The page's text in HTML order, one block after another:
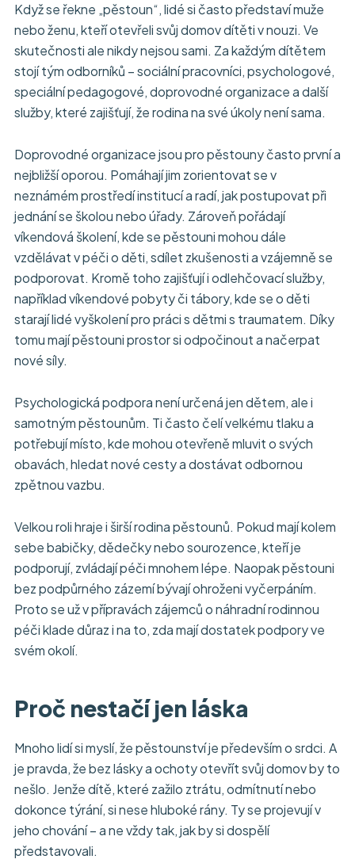
Když se řekne „pěstoun“, lidé si často představí muže
nebo ženu, kteří otevřeli svůj domov dítěti v nouzi. Ve
skutečnosti ale nikdy nejsou sami. Za každým dítětem
stojí tým odborníků – sociální pracovníci, psychologové,
speciální pedagogové, doprovodné organizace a další
služby, které zajišťují, že rodina na své úkoly není sama.
Doprovodné organizace jsou pro pěstouny často první a
nejbližší oporou. Pomáhají jim zorientovat se v
neznámém prostředí institucí a radí, jak postupovat při
jednání se školou nebo úřady. Zároveň pořádají
víkendová školení, kde se pěstouni mohou dále
vzdělávat v péči o děti, sdílet zkušenosti a vzájemně se
podporovat. Kromě toho zajišťují i odlehčovací služby,
například víkendové pobyty či tábory, kde se o děti
starají lidé vyškolení pro práci s dětmi s traumatem. Díky
tomu mají pěstouni prostor si odpočinout a načerpat
nové síly.
Psychologická podpora není určená jen dětem, ale i
samotným pěstounům. Ti často čelí velkému tlaku a
potřebují místo, kde mohou otevřeně mluvit o svých
obavách, hledat nové cesty a dostávat odbornou
zpětnou vazbu.
Velkou roli hraje i širší rodina pěstounů. Pokud mají kolem
sebe babičky, dědečky nebo sourozence, kteří je
podporují, zvládají péči mnohem lépe. Naopak pěstouni
bez podpůrného zázemí bývají ohroženi vyčerpáním.
Proto se už v přípravách zájemců o náhradní rodinnou
péči klade důraz i na to, zda mají dostatek podpory ve
svém okolí.
Proč nestačí jen láska
Mnoho lidí si myslí, že pěstounství je především o srdci. A
je pravda, že bez lásky a ochoty otevřít svůj domov by to
nešlo. Jenže dítě, které zažilo ztrátu, odmítnutí nebo
dokonce týrání, si nese hluboké rány. Ty se projevují v
jeho chování – a ne vždy tak, jak by si dospělí
představovali.